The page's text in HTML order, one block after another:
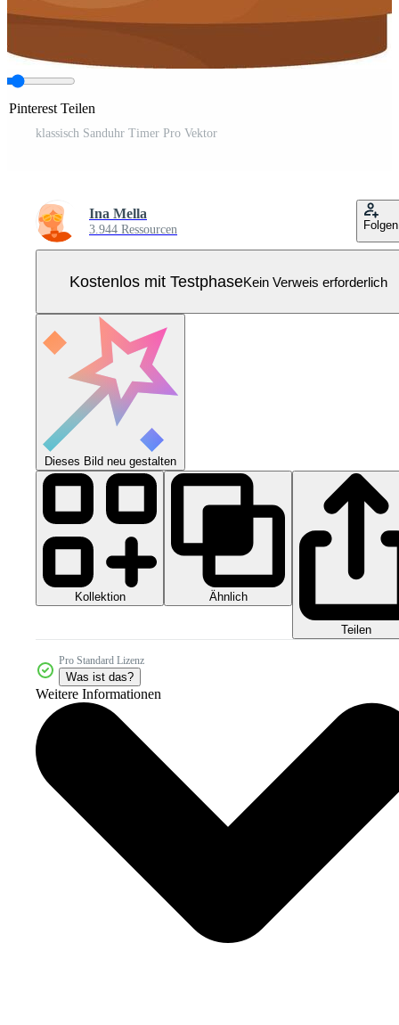
Pinterest Teilen
klassisch Sanduhr Timer Pro Vektor
Ina Mella
3.944 Ressourcen Folgen
Kostenlos mit TestphaseKein Verweis erforderlich
Dieses Bild neu gestalten
Kollektion Ähnlich
Teilen
Pro Standard Lizenz
Was ist das?
Weitere Informationen